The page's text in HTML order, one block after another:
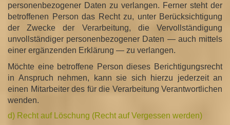
personenbezogener Daten zu verlangen. Ferner steht der
betroffenen Person das Recht zu, unter Berücksichtigung
der Zwecke der Verarbeitung, die Vervollständigung
unvollständiger personenbezogener Daten — auch mittels
einer ergänzenden Erklärung — zu verlangen.
Möchte eine betroffene Person dieses Berichtigungsrecht
in Anspruch nehmen, kann sie sich hierzu jederzeit an
einen Mitarbeiter des für die Verarbeitung Verantwortlichen
wenden.
d) Recht auf Löschung (Recht auf Vergessen werden)